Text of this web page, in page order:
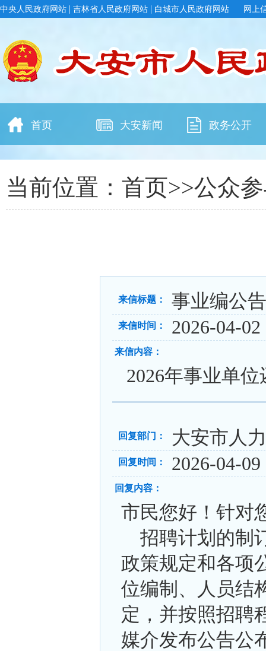
中央人民政府网站 | 吉林省人民政府网站 | 白城市人民政府网站 网上
首页 大安新闻 政务公开
当前位置： 首页>>公众
来信标题： 事业编公告
来信时间： 2026-04-02
来信内容：
2026年事业单位
回复部门： 大安市人
回复时间： 2026-04-09
回复内容：
市民您好！针对
招聘计划的制
政策规定和各项
位编制、人员结
定，并按照招聘
媒介发布公告公